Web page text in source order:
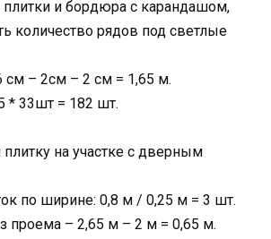
и бордюра с карандашом,
количество рядов под светлые
см – 2см – 2 см = 1,65 м.
* 33шт = 182 шт.
на участке с дверным
по ширине: 0,8 м / 0,25 м = 3 шт.
проема – 2,65 м – 2 м = 0,65 м.